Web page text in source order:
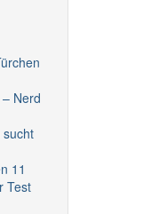
Nerd
sucht
11
Test